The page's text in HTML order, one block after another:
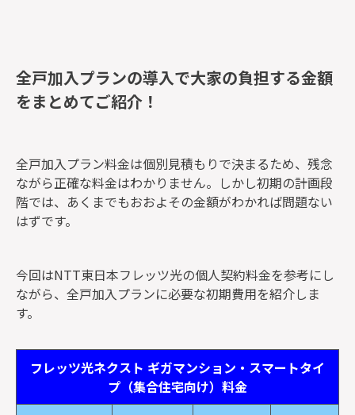
全戸加入プランの導入で大家の負担する金額
をまとめてご紹介！
全戸加入プラン料金は個別見積もりで決まるため、残念
ながら正確な料金はわかりません。しかし初期の計画段
階では、あくまでもおおよその金額がわかれば問題ない
はずです。
今回はNTT東日本フレッツ光の個人契約料金を参考にし
ながら、全戸加入プランに必要な初期費用を紹介しま
す。
フレッツ光ネクスト ギガマンション・スマートタイ
プ（集合住宅向け）料金